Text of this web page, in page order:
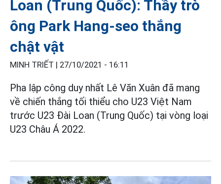
Loan (Trung Quốc): Thầy trò
ông Park Hang-seo thắng
chật vật
MINH TRIẾT | 27/10/2021 - 16:11
Pha lập công duy nhất Lê Văn Xuân đã mang
về chiến thắng tối thiểu cho U23 Việt Nam
trước U23 Đài Loan (Trung Quốc) tại vòng loại
U23 Châu Á 2022.